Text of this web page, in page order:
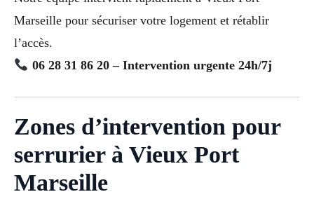
Marseille pour sécuriser votre logement et rétablir
l’accès.
06 28 31 86 20 – Intervention urgente 24h/7j
Zones d’intervention pour
serrurier à Vieux Port
Marseille